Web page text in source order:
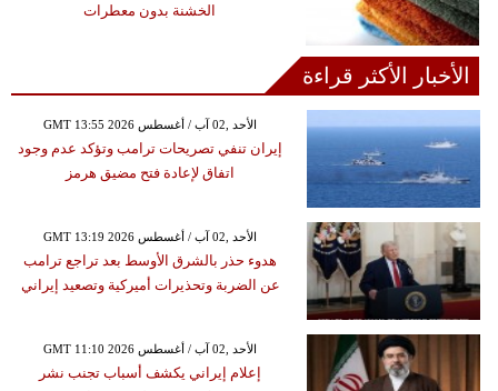
الخشنة بدون معطرات
الأخبار الأكثر قراءة
GMT 13:55 2026 الأحد ,02 آب / أغسطس
إيران تنفي تصريحات ترامب وتؤكد عدم وجود
اتفاق لإعادة فتح مضيق هرمز
GMT 13:19 2026 الأحد ,02 آب / أغسطس
هدوء حذر بالشرق الأوسط بعد تراجع ترامب
عن الضربة وتحذيرات أميركية وتصعيد إيراني
GMT 11:10 2026 الأحد ,02 آب / أغسطس
إعلام إيراني يكشف أسباب تجنب نشر